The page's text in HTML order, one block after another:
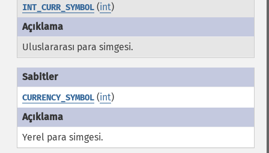
INT_CURR_SYMBOL(int)
Uluslararası para simgesi.
CURRENCY_SYMBOL(int)
Yerel para simgesi.